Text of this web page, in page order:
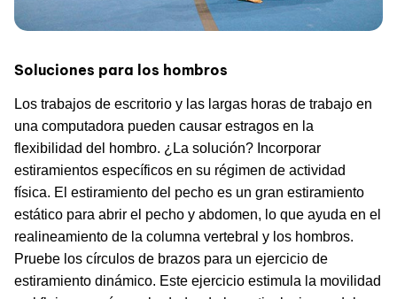
Soluciones para los hombros
Los trabajos de escritorio y las largas horas de trabajo en
una computadora pueden causar estragos en la
flexibilidad del hombro. ¿La solución? Incorporar
estiramientos específicos en su régimen de actividad
física. El estiramiento del pecho es un gran estiramiento
estático para abrir el pecho y abdomen, lo que ayuda en el
realineamiento de la columna vertebral y los hombros.
Pruebe los círculos de brazos para un ejercicio de
estiramiento dinámico. Este ejercicio estimula la movilidad